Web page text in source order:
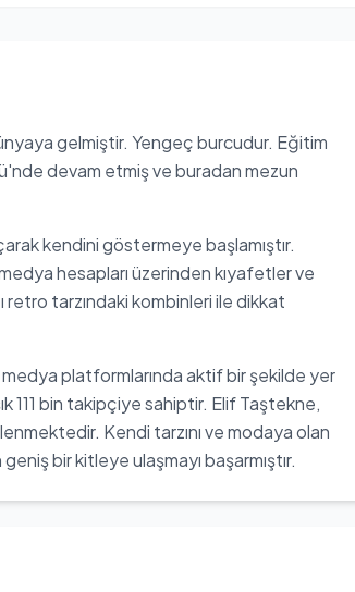
gelmiştir. Yengeç burcudur. Eğitim
devam etmiş ve buradan mezun
kendini göstermeye başlamıştır.
hesapları üzerinden kıyafetler ve
retro tarzındaki kombinleri ile dikkat
platformlarında aktif bir şekilde yer
111 bin takipçiye sahiptir. Elif Taştekne,
Kendi tarzını ve modaya olan
bir kitleye ulaşmayı başarmıştır.